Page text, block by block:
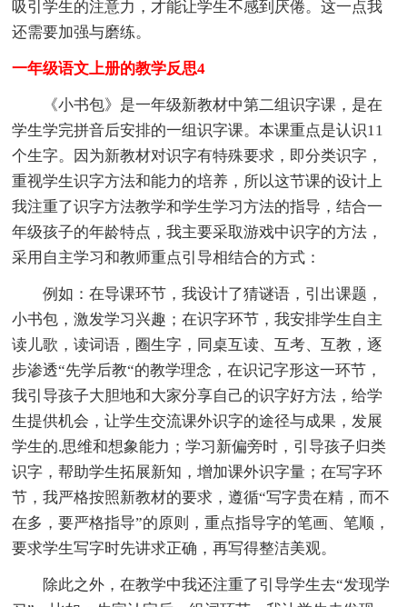
吸引学生的注意力，才能让学生不感到厌倦。这一点我
还需要加强与磨练。
一年级语文上册的教学反思4
《小书包》是一年级新教材中第二组识字课，是在
学生学完拼音后安排的一组识字课。本课重点是认识11
个生字。因为新教材对识字有特殊要求，即分类识字，
重视学生识字方法和能力的培养，所以这节课的设计上
我注重了识字方法教学和学生学习方法的指导，结合一
年级孩子的年龄特点，我主要采取游戏中识字的方法，
采用自主学习和教师重点引导相结合的方式：
例如：在导课环节，我设计了猜谜语，引出课题，
小书包，激发学习兴趣；在识字环节，我安排学生自主
读儿歌，读词语，圈生字，同桌互读、互考、互教，逐
步渗透“先学后教“的教学理念，在识记字形这一环节，
我引导孩子大胆地和大家分享自己的识字好方法，给学
生提供机会，让学生交流课外识字的途径与成果，发展
学生的.思维和想象能力；学习新偏旁时，引导孩子归类
识字，帮助学生拓展新知，增加课外识字量；在写字环
节，我严格按照新教材的要求，遵循“写字贵在精，而不
在多，要严格指导”的原则，重点指导字的笔画、笔顺，
要求学生写字时先讲求正确，再写得整洁美观。
除此之外，在教学中我还注重了引导学生去“发现学